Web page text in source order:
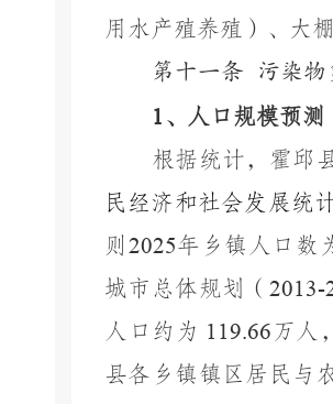
用水产殖养殖）、大
第十一条
污染物
1 、人口规模预测
根据统计，霍邱
民经济和社会发展统
则 2025年乡镇人口数
城市总体规划（ 2013-
人口约为 119.66 万人，
县各乡镇镇区居民与